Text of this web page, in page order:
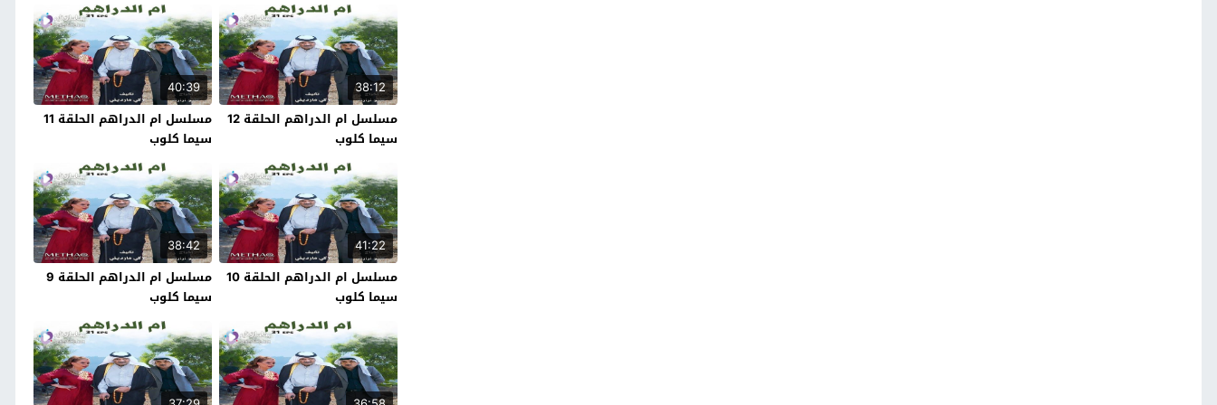
38:12
مسلسل ام الدراهم الحلقة 12
سيما كلوب
40:39
مسلسل ام الدراهم الحلقة 11
سيما كلوب
41:22
مسلسل ام الدراهم الحلقة 10
سيما كلوب
38:42
مسلسل ام الدراهم الحلقة 9
سيما كلوب